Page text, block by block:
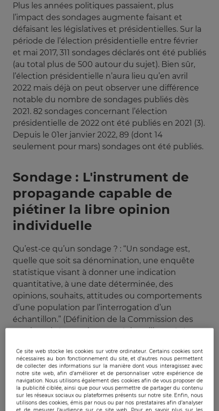
Plus les années politiques passaient, plus
l’impact des sondages augmente faisant et
défaisant les législatives et présidentielles. Sur la
période de l’élection présidentielle entre février
et mai 2017, 311 sondages déclarés ont été publiés
(au total plus de 500 autour du sujet). Bien sûr,
l’élection présidentielle n’aura lieu qu’en avril
2022 mais déjà on peut observer une différence
notable du nombre de sondages publiés dès
2021. 82 sondages concernant l’élection
présidentielle de 2022 ont été publiés en 2021 (3).
Depuis le 01er janvier 2022, 89 (dont 14
seulement pour mars) sondages ont été publiés.
Sondage : L'instrument de
propagande capable de
piétiner la libre opinion
individuelle
Qu’est-ce qu’un sondage ? : “Un sondage est,
quelle que soit sa dénomination, une enquête
statistique visant à donner une indication
quantitative, à une date déterminée, des
opinions, souhaits, attitudes ou comportements
d’une population par l’interrogation d’un
échantillon.” (Définition de la Commission des
sondages). Le sondage par échantillon a été
dans les années 30, suivi par son alter ego
français Jean STOETZEL fondateur del’IFOP.
L’ascension des sondages au cours d’une
élection présidentielle s’est notamment fait
ressentir en 1974, date à laquelle est également
Ce site web stocke les cookies sur votre ordinateur. Certains cookies sont
nécessaires au bon fonctionnement du site, et d’autres nous permettent
de collecter des informations sur la manière dont vous interagissez avec
notre site web, afin d’améliorer et de personnaliser votre expérience de
navigation. Nous utilisons également des cookies afin de vous proposer de
la publicité ciblée, ainsi que pour vous permettre de partager du contenu
sur les réseaux sociaux ou plateformes présents sur notre site. Enfin, nous
utilisons des cookies, émis par nous ou par nos prestataires afin d’analyser